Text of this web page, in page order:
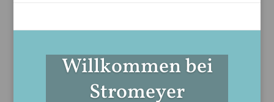
Willkommen bei
Stromeyer